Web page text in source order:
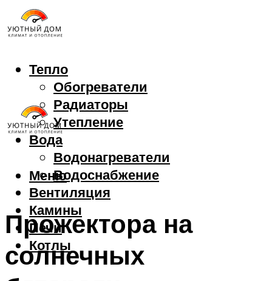
Тепло
Обогреватели
Радиаторы
Утепление
Вода
Водонагреватели
Водоснабжение
Вентиляция
Камины
Печи
Котлы
Меню
Прожектора на
солнечных